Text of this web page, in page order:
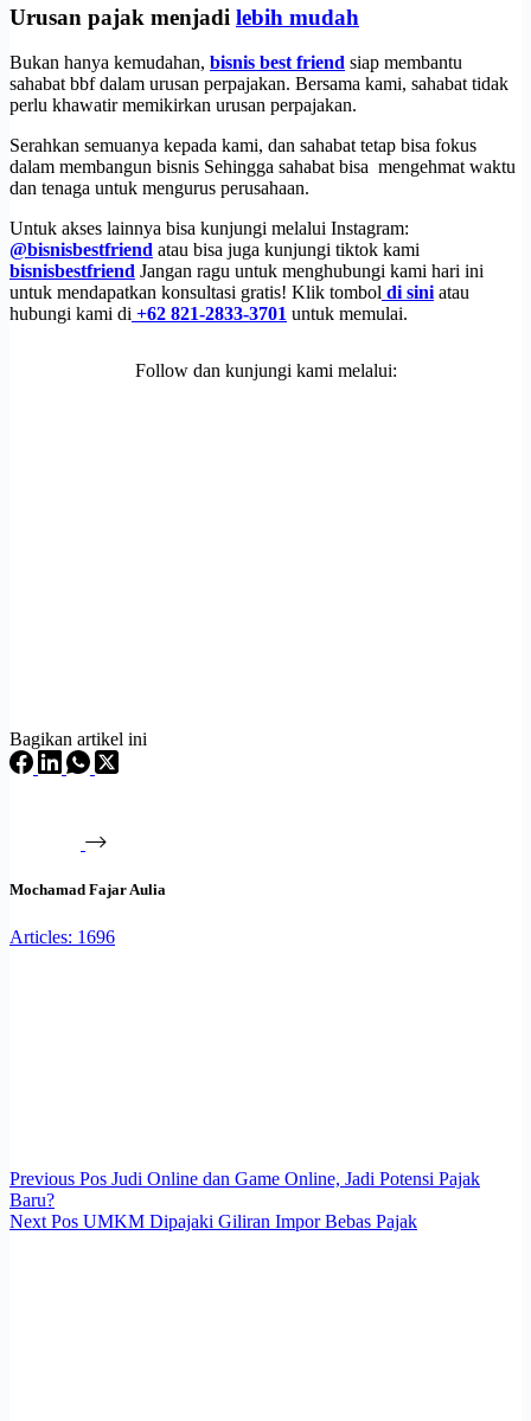
Urusan pajak menjadi lebih mudah
Bukan hanya kemudahan, bisnis best friend siap membantu
sahabat bbf dalam urusan perpajakan. Bersama kami, sahabat tidak
perlu khawatir memikirkan urusan perpajakan.
Serahkan semuanya kepada kami, dan sahabat tetap bisa fokus
dalam membangun bisnis Sehingga sahabat bisa mengehmat waktu
dan tenaga untuk mengurus perusahaan.
Untuk akses lainnya bisa kunjungi melalui Instagram:
@bisnisbestfriend atau bisa juga kunjungi tiktok kami
bisnisbestfriend Jangan ragu untuk menghubungi kami hari ini
untuk mendapatkan konsultasi gratis! Klik tombol di sini atau
hubungi kami di +62 821-2833-3701 untuk memulai.
Follow dan kunjungi kami melalui:
Bagikan artikel ini
Mochamad Fajar Aulia
Articles: 1696
Previous Pos Judi Online dan Game Online, Jadi Potensi Pajak
Baru?
Next Pos UMKM Dipajaki Giliran Impor Bebas Pajak